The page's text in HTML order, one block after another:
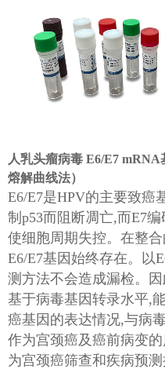
人乳头瘤病毒 E6/E7
熔解曲线法）
E6/E7是HPV的主要致癌
制p53而阻断凋亡,而E7
使细胞周期失控。在整
E6/E7基因始终存在。以
测方法不会造成漏检。
基于病毒基因转录水平,
癌基因的表达情况,与病
作为宫颈癌及癌前病变
为宫颈癌筛查和疾病预测